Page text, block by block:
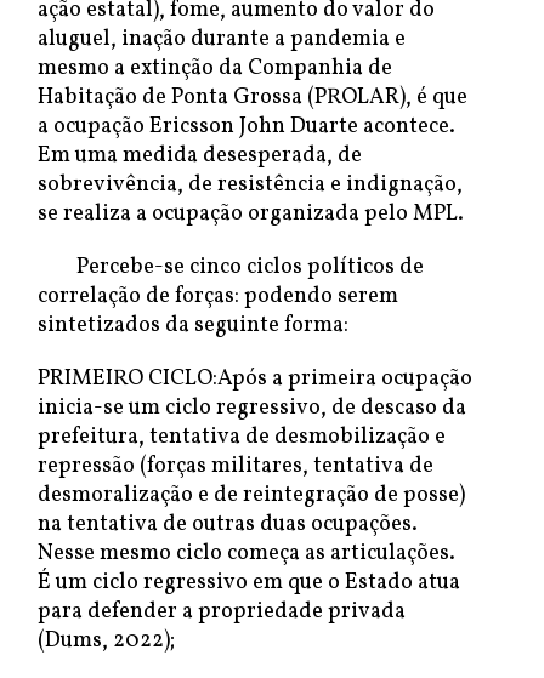
ação estatal), fome, aumento do valor do
aluguel, inação durante a pandemia e
mesmo a extinção da Companhia de
Habitação de Ponta Grossa (PROLAR), é que
a ocupação Ericsson John Duarte acontece.
Em uma medida desesperada, de
sobrevivência, de resistência e indignação,
se realiza a ocupação organizada pelo MPL.
Percebe-se cinco ciclos políticos de
correlação de forças: podendo serem
sintetizados da seguinte forma:
PRIMEIRO CICLO:Após a primeira ocupação
inicia-se um ciclo regressivo, de descaso da
prefeitura, tentativa de desmobilização e
repressão (forças militares, tentativa de
desmoralização e de reintegração de posse)
na tentativa de outras duas ocupações.
Nesse mesmo ciclo começa as articulações.
É um ciclo regressivo em que o Estado atua
para defender a propriedade privada
(Dums, 2022);